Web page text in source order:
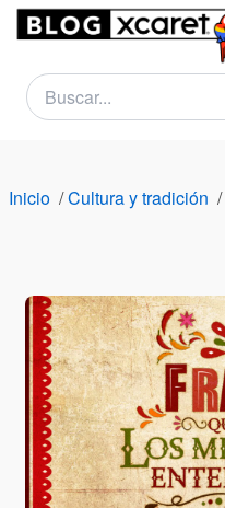
Inicio /Cultura y tradición /
NEWSLETTER
Nombre
(s)
Email
País